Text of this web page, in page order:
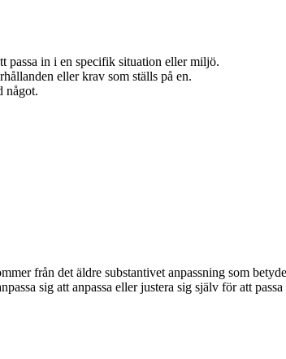
passa in i en specifik situation eller miljö.
eller krav som ställs på en.
något.
från det äldre substantivet anpassning som
sig att anpassa eller justera sig själv för att